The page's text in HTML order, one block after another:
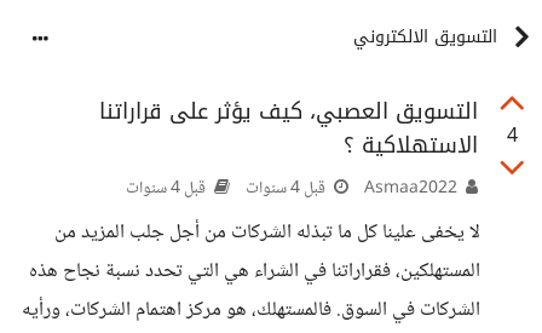
التسويق الالكتروني
4
التسويق العصبي، كيف يؤثر على قراراتنا
الاستهلاكية ؟
قبل 4 سنوات قبل 4 سنوات
لا يخفى علينا كل ما تبذله الشركات من أجل جلب المزيد من
المستهلكين، فقراراتنا في الشراء هي التي تحدد نسبة نجاح هذه
الشركات في السوق. فالمستهلك، هو مركز اهتمام الشركات، ورأيه